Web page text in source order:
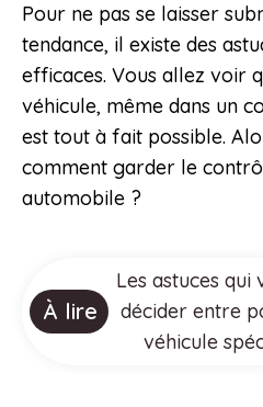
Pour ne pas se laisser
tendance, il existe des
efficaces. Vous allez voir
véhicule, même dans un
est tout à fait possible.
comment garder le
automobile ?
À lire
Les astuces
décider entre
véhicule